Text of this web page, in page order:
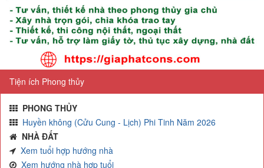
Tiện ích Phong thủy
PHONG THỦY
Huyền không (Cửu Cung - Lịch) Phi Tinh Năm 2026
NHÀ ĐẤT
Xem tuổi hợp hướng nhà
Xem hướng nhà hợp tuổi